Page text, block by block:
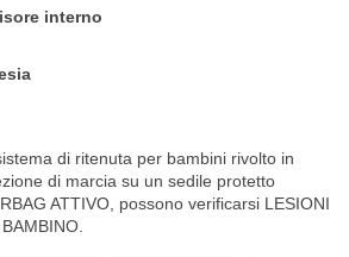
interno
di ritenuta per bambini rivolto in
di marcia su un sedile protetto
ATTIVO, possono verificarsi LESIONI